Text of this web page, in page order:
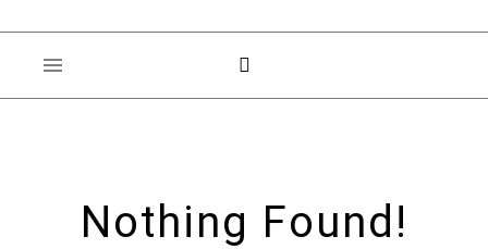
Nothing Found!